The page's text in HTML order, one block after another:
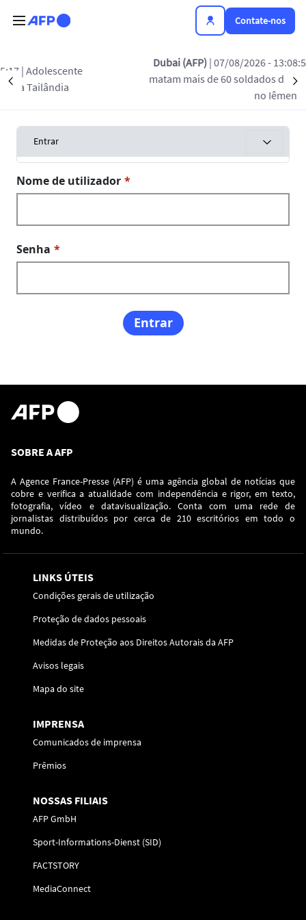
Contate-nos
Précédent
Dubai (AFP)| 07/08/2026 - 13:08:57 |
matam mais de 60 soldados das forças
Separadores primários
Entrar Toggle
Nome de utilizador
Senha
SOBRE A AFP
A Agence France-Presse (AFP) é uma agência global de notícias que
cobre e verifica a atualidade com independência e rigor, em texto,
fotografia, vídeo e datavisualização. Conta com uma rede de
jornalistas distribuídos por cerca de 210 escritórios em todo o
mundo.
LINKS ÚTEIS
Condições gerais de utilização
Proteção de dados pessoais
Medidas de Proteção aos Direitos Autorais da AFP
Avisos legais
Mapa do site
IMPRENSA
Comunicados de imprensa
Prêmios
NOSSAS FILIAIS
AFP GmbH
Sport-Informations-Dienst (SID)
FACTSTORY
MediaConnect